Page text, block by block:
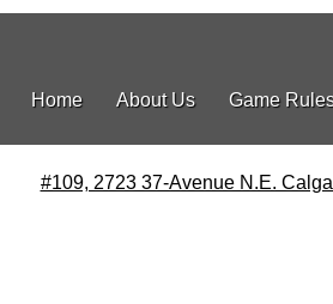
Home About Us Game
#109, 2723 37-Avenue N.E.